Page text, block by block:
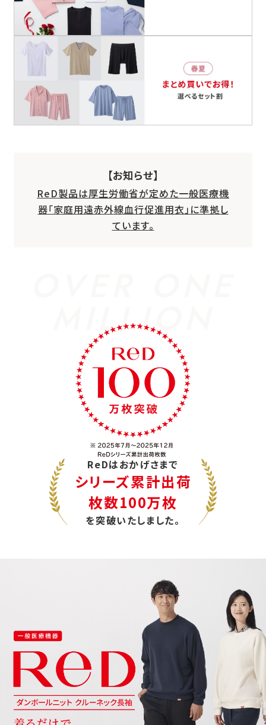
【お知らせ】
ReD製品は厚生労働省が定めた一般医療機
器「家庭用遠赤外線血行促進用衣」に準拠し
ています。
MILLION
ReDはおかげさまで
シリーズ累計出荷
枚数100万枚
を突破いたしました。